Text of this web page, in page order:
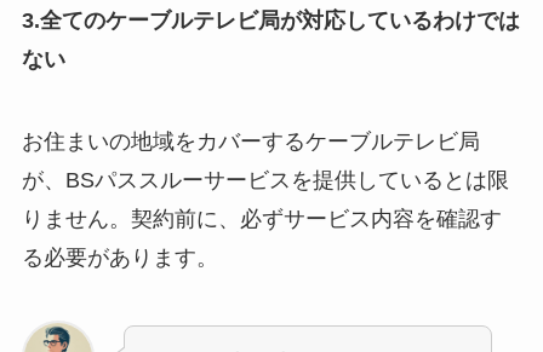
3.全てのケーブルテレビ局が対応しているわけでは
ない
お住まいの地域をカバーするケーブルテレビ局
が、BSパススルーサービスを提供しているとは限
りません。契約前に、必ずサービス内容を確認す
る必要があります。